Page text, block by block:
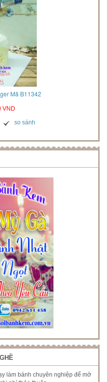
Mã B11342
VND
so sánh
làm bánh chuyên nghiệp để mở